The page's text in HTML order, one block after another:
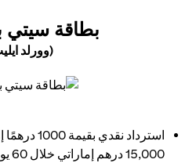
بطاقة سيتي
(وورلد
استرداد
15,000 درهم إماراتي خلال 60 يومًا).